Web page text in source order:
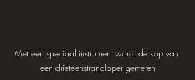
Met een speciaal instrument wordt de kop van
een drieteenstrandloper gemeten